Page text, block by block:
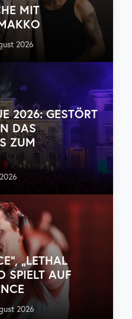
MIT
2026
2026: GESTÖRT
DAS
ZUM
„LETHAL
SPIELT AUF
2026